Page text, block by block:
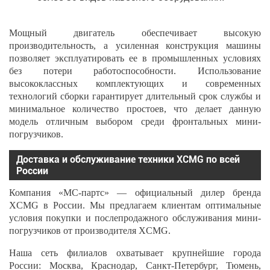
Мощный двигатель обеспечивает высокую
производительность, а усиленная конструкция машины
позволяет эксплуатировать ее в промышленных условиях
без потери работоспособности. Использование
высококлассных комплектующих и современных
технологий сборки гарантирует длительный срок службы и
минимальное количество простоев, что делает данную
модель отличным выбором среди фронтальных мини-
погрузчиков.
Доставка и обслуживание техники XCMG по всей
России
Компания «МС-партс» — официальный дилер бренда
XCMG в России. Мы предлагаем клиентам оптимальные
условия покупки и послепродажного обслуживания мини-
погрузчиков от производителя XCMG.
Наша сеть филиалов охватывает крупнейшие города
России: Москва, Краснодар, Санкт-Петербург, Тюмень,